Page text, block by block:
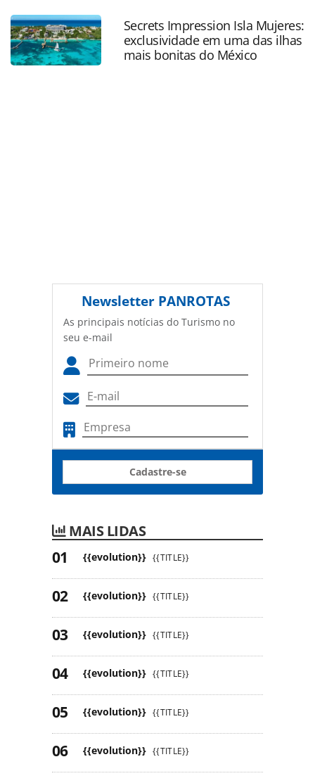
naturalmente-incrivel-na-europa_218531.html ou as
ferramentas oferecidas na página. Todo o conteúdo
produzido pela PANROTAS Editora é protegido pela
legislação brasileira sobre direito autoral. Não reproduza o
Secrets Impression Isla Mujeres:
exclusividade em uma das ilhas
mais bonitas do México
Newsletter PANROTAS
As principais notícias do Turismo no
seu e-mail
Cadastre-se
MAIS LIDAS
{{evolution}} {{TITLE}}
{{evolution}} {{TITLE}}
{{evolution}} {{TITLE}}
{{evolution}} {{TITLE}}
{{evolution}} {{TITLE}}
{{evolution}} {{TITLE}}